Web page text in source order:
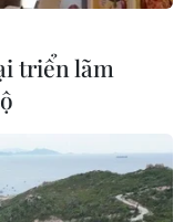
triển lãm